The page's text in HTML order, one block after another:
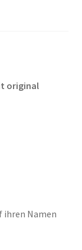
original
ihren Namen